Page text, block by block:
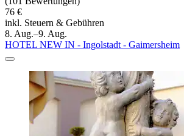
76 €
inkl. Steuern & Gebühren
8. Aug.–9. Aug.
HOTEL NEW IN - Ingolstadt - Gaimersheim